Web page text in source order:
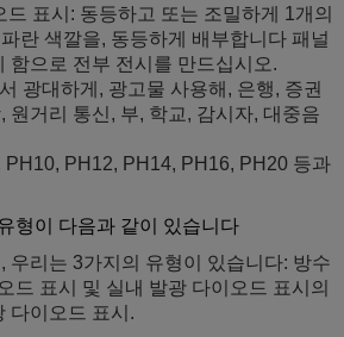
드 표시: 동등하고 또는 조밀하게 1개의
란 색깔을, 동등하게 배부합니다 패널
함으로 전부 전시를 만드십시오.
광대하게, 광고물 사용해, 은행, 증권
원거리 통신, 부, 학교, 감시자, 대중음
PH12, PH14, PH16, PH20 등과
형이 다음과 같이 있습니다
우리는 3가지의 유형이 있습니다: 방수
드 표시 및 실내 발광 다이오드 표시의
다이오드 표시.